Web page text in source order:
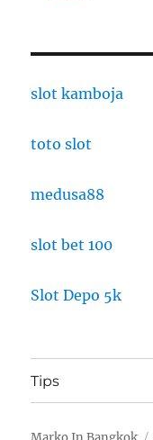
slot kamboja
toto slot
medusa88
slot bet 100
Slot Depo 5k
Tips